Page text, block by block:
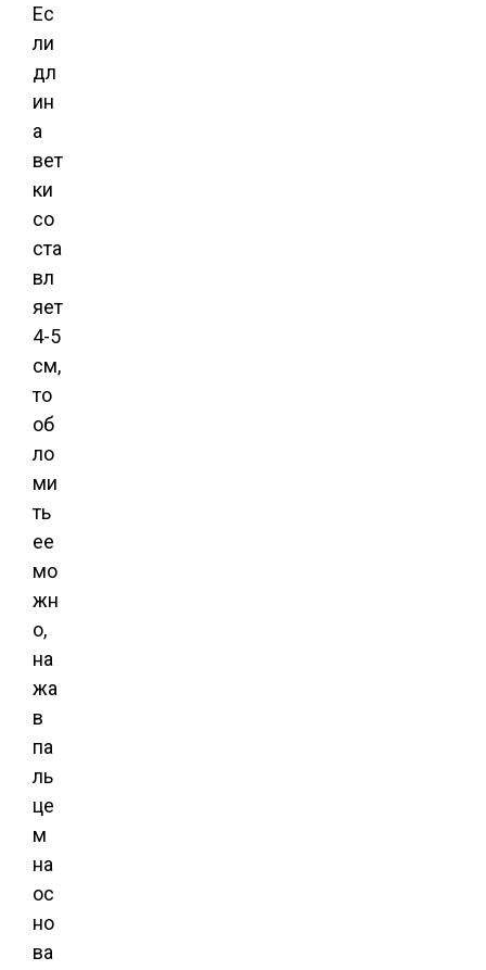
Ес
ли
дл
ин
а
вет
ки
со
ста
вл
яет
4-5
см,
то
об
ло
ми
ть
ее
мо
жн
о,
на
жа
в
па
ль
це
м
на
ос
но
ва